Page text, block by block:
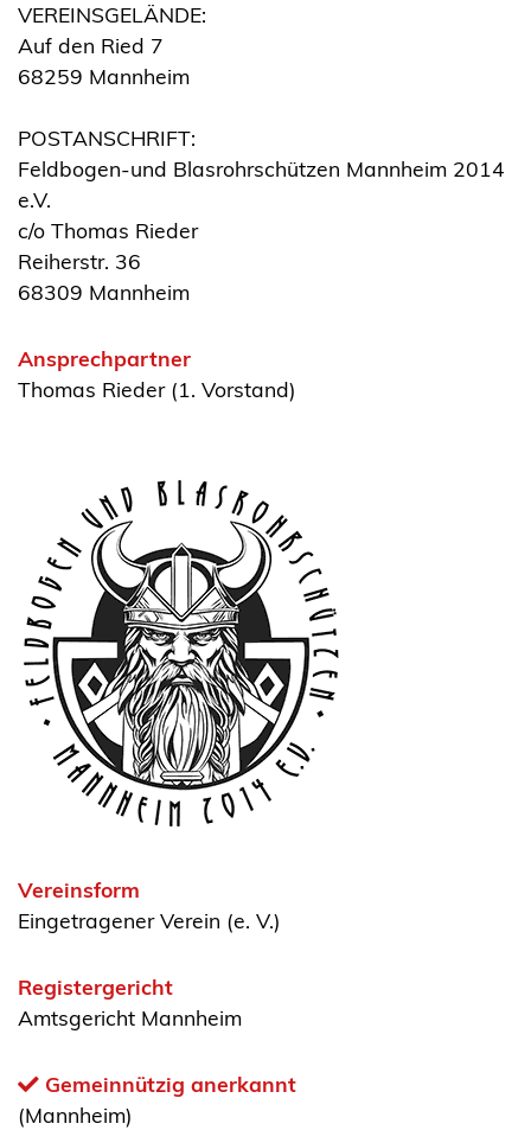
VEREINSGELÄNDE:
Auf den Ried 7
68259 Mannheim
POSTANSCHRIFT:
Feldbogen-und Blasrohrschützen Mannheim 2014
e.V.
c/o Thomas Rieder
Reiherstr. 36
68309 Mannheim
Ansprechpartner
Thomas Rieder (1. Vorstand)
Vereinsform
Eingetragener Verein (e. V.)
Registergericht
Amtsgericht Mannheim
Gemeinnützig anerkannt
(Mannheim)